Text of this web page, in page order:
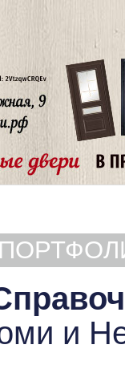
и